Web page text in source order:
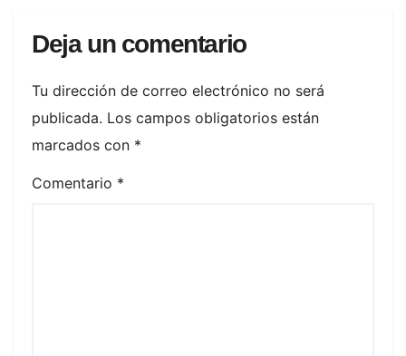
Deja un comentario
Tu dirección de correo electrónico no será
publicada. Los campos obligatorios están
marcados con *
Comentario *